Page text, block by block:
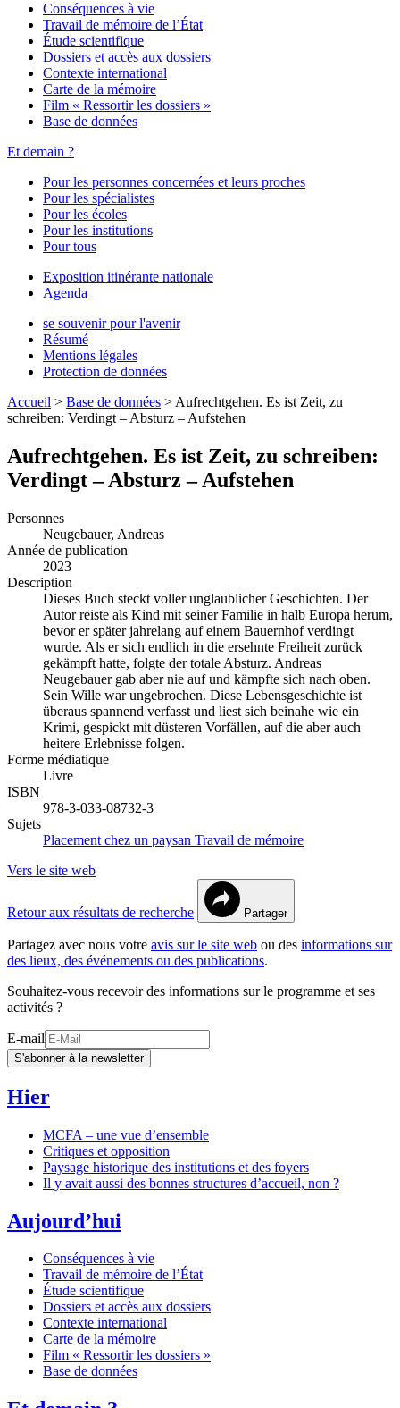
Conséquences à vie
Travail de mémoire de l’État
Étude scientifique
Dossiers et accès aux dossiers
Contexte international
Carte de la mémoire
Film « Ressortir les dossiers »
Base de données
Et demain ?
Pour les personnes concernées et leurs proches
Pour les spécialistes
Pour les écoles
Pour les institutions
Pour tous
Exposition itinérante nationale
Agenda
se souvenir pour l'avenir
Résumé
Mentions légales
Protection de données
Accueil > Base de données > Aufrechtgehen. Es ist Zeit, zu
schreiben: Verdingt – Absturz – Aufstehen
Aufrechtgehen. Es ist Zeit, zu schreiben:
Verdingt – Absturz – Aufstehen
Personnes
Neugebauer, Andreas
Année de publication
2023
Description
Dieses Buch steckt voller unglaublicher Geschichten. Der
Autor reiste als Kind mit seiner Familie in halb Europa herum,
bevor er später jahrelang auf einem Bauernhof verdingt
wurde. Als er sich endlich in die ersehnte Freiheit zurück
gekämpft hatte, folgte der totale Absturz. Andreas
Neugebauer gab aber nie auf und kämpfte sich nach oben.
Sein Wille war ungebrochen. Diese Lebensgeschichte ist
überaus spannend verfasst und liest sich beinahe wie ein
Krimi, gespickt mit düsteren Vorfällen, auf die aber auch
heitere Erlebnisse folgen.
Forme médiatique
Livre
ISBN
978-3-033-08732-3
Sujets
Placement chez un paysan Travail de mémoire
Vers le site web
Retour aux résultats de recherche Partager
Partagez avec nous votre avis sur le site web ou des informations sur
des lieux, des événements ou des publications.
Souhaitez-vous recevoir des informations sur le programme et ses
activités ?
E-mail
S'abonner à la newsletter
Hier
MCFA – une vue d’ensemble
Critiques et opposition
Paysage historique des institutions et des foyers
Il y avait aussi des bonnes structures d’accueil, non ?
Aujourd’hui
Conséquences à vie
Travail de mémoire de l’État
Étude scientifique
Dossiers et accès aux dossiers
Contexte international
Carte de la mémoire
Film « Ressortir les dossiers »
Base de données